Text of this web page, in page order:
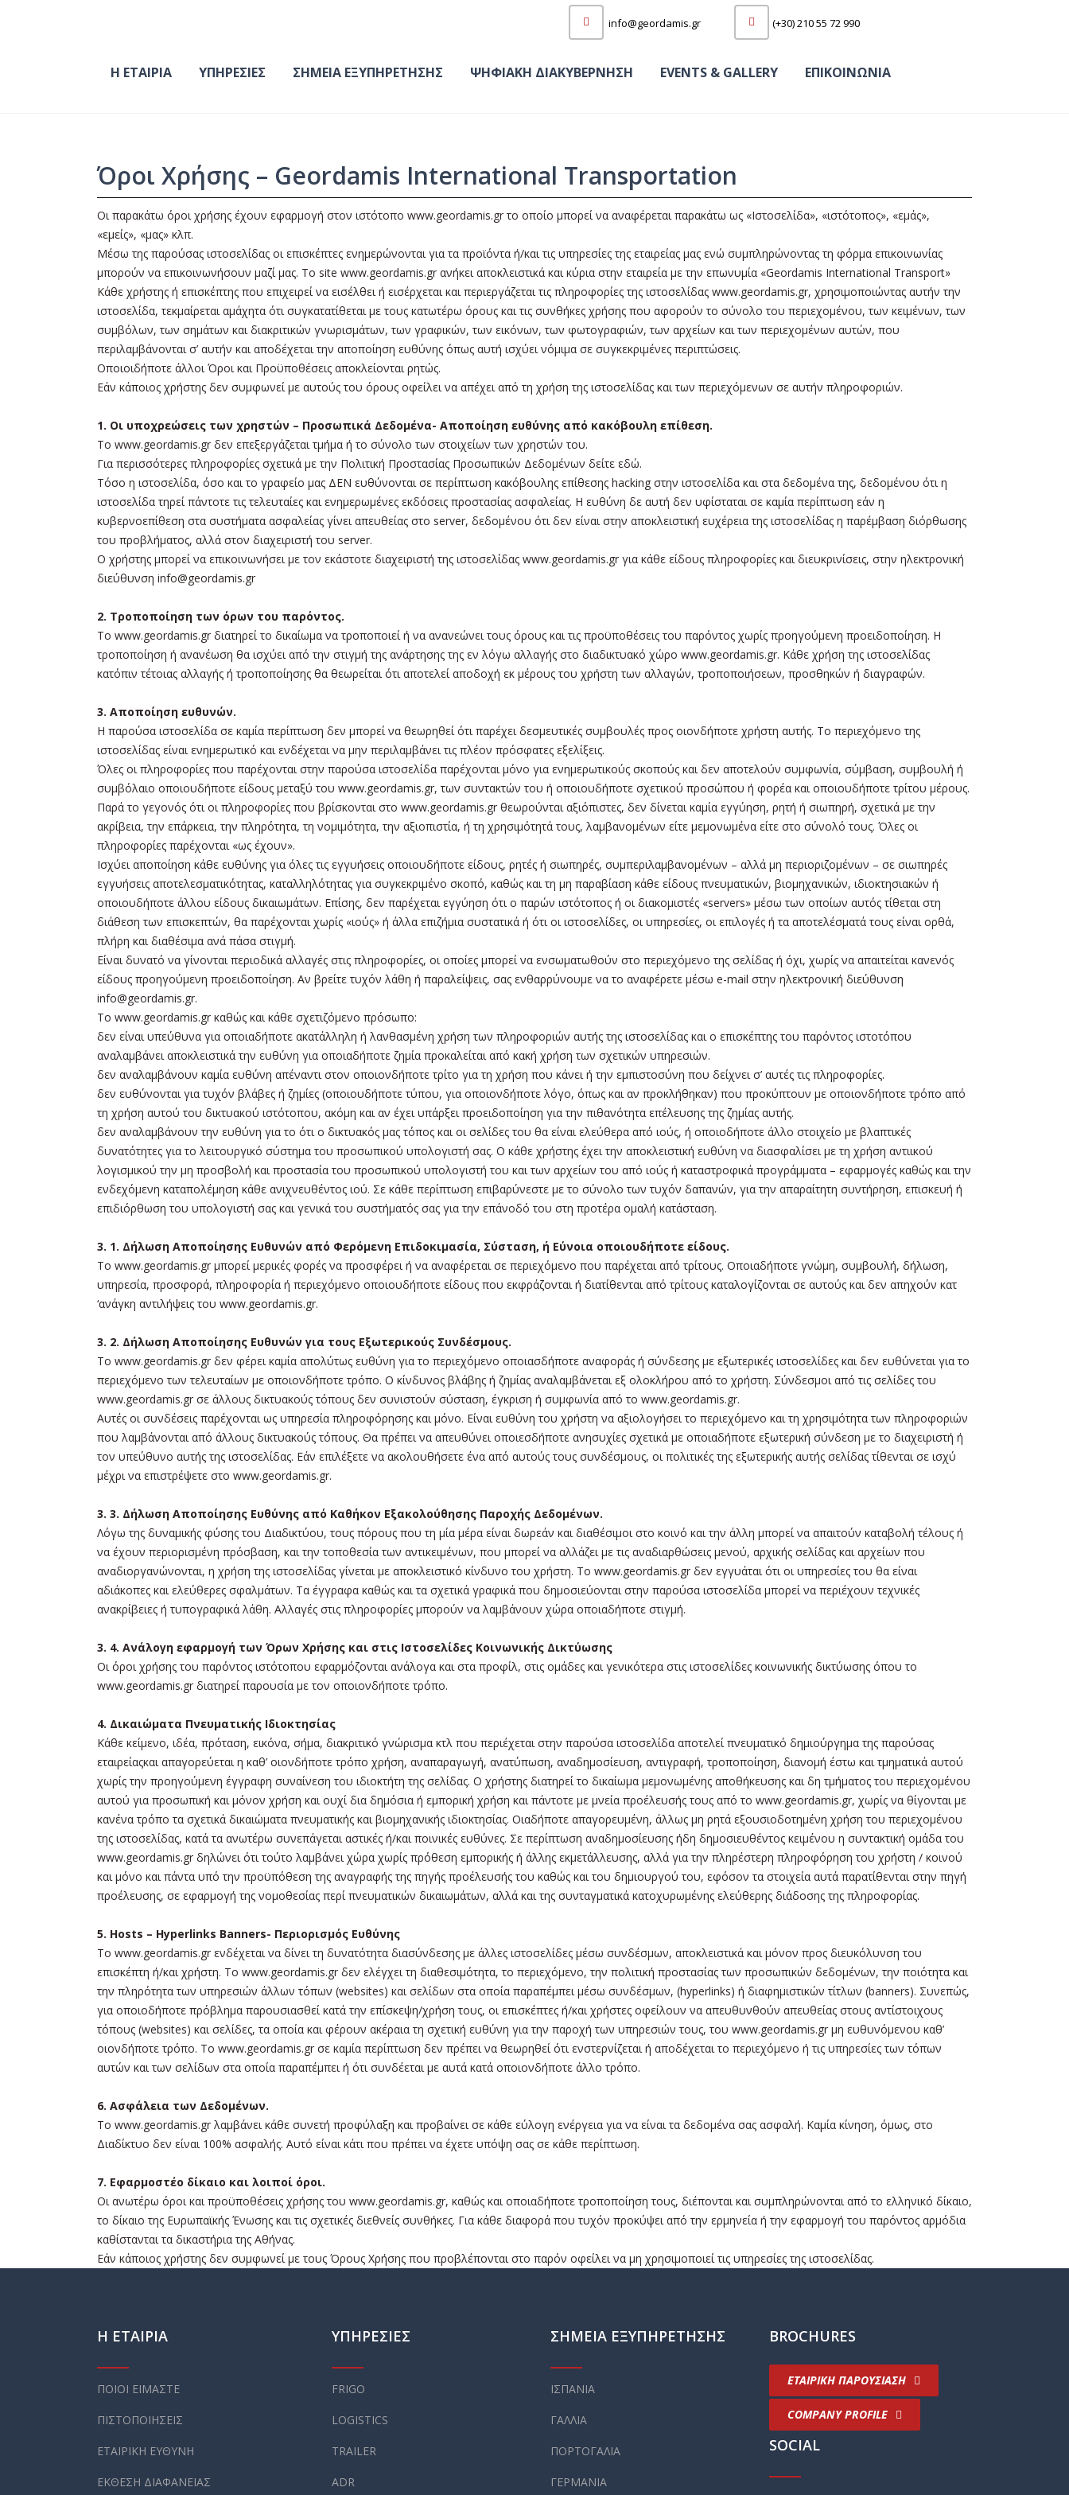
info@geordamis.gr (+30) 210 55 72 990
Η ΕΤΑΙΡΙΑ ΥΠΗΡΕΣΙΕΣ ΣΗΜΕΙΑ ΕΞΥΠΗΡΕΤΗΣΗΣ ΨΗΦΙΑΚΗ ΔΙΑΚΥΒΕΡΝΗΣΗ EVENTS & GALLERY ΕΠΙΚΟΙΝΩΝΙΑ
Όροι Χρήσης – Geordamis International Transportation
Οι παρακάτω όροι χρήσης έχουν εφαρμογή στον ιστότοπο www.geordamis.gr το οποίο μπορεί να αναφέρεται παρακάτω ως «Ιστοσελίδα», «ιστότοπος», «εμάς»,
«εμείς», «μας» κλπ.
Μέσω της παρούσας ιστοσελίδας οι επισκέπτες ενημερώνονται για τα προϊόντα ή/και τις υπηρεσίες της εταιρείας μας ενώ συμπληρώνοντας τη φόρμα επικοινωνίας
μπορούν να επικοινωνήσουν μαζί μας. Το site www.geordamis.gr ανήκει αποκλειστικά και κύρια στην εταιρεία με την επωνυμία «Geordamis International Transport»
Κάθε χρήστης ή επισκέπτης που επιχειρεί να εισέλθει ή εισέρχεται και περιεργάζεται τις πληροφορίες της ιστοσελίδας www.geordamis.gr, χρησιμοποιώντας αυτήν την
ιστοσελίδα, τεκμαίρεται αμάχητα ότι συγκατατίθεται με τους κατωτέρω όρους και τις συνθήκες χρήσης που αφορούν το σύνολο του περιεχομένου, των κειμένων, των
συμβόλων, των σημάτων και διακριτικών γνωρισμάτων, των γραφικών, των εικόνων, των φωτογραφιών, των αρχείων και των περιεχομένων αυτών, που
περιλαμβάνονται σ’ αυτήν και αποδέχεται την αποποίηση ευθύνης όπως αυτή ισχύει νόμιμα σε συγκεκριμένες περιπτώσεις.
Οποιοιδήποτε άλλοι Όροι και Προϋποθέσεις αποκλείονται ρητώς.
Εάν κάποιος χρήστης δεν συμφωνεί με αυτούς του όρους οφείλει να απέχει από τη χρήση της ιστοσελίδας και των περιεχόμενων σε αυτήν πληροφοριών.
1. Οι υποχρεώσεις των χρηστών – Προσωπικά Δεδομένα- Αποποίηση ευθύνης από κακόβουλη επίθεση.
Tο www.geordamis.gr δεν επεξεργάζεται τμήμα ή το σύνολο των στοιχείων των χρηστών του.
Για περισσότερες πληροφορίες σχετικά με την Πολιτική Προστασίας Προσωπικών Δεδομένων δείτε εδώ.
Τόσο η ιστοσελίδα, όσο και το γραφείο μας ΔΕΝ ευθύνονται σε περίπτωση κακόβουλης επίθεσης hacking στην ιστοσελίδα και στα δεδομένα της, δεδομένου ότι η
ιστοσελίδα τηρεί πάντοτε τις τελευταίες και ενημερωμένες εκδόσεις προστασίας ασφαλείας. Η ευθύνη δε αυτή δεν υφίσταται σε καμία περίπτωση εάν η
κυβερνοεπίθεση στα συστήματα ασφαλείας γίνει απευθείας στο server, δεδομένου ότι δεν είναι στην αποκλειστική ευχέρεια της ιστοσελίδας η παρέμβαση διόρθωσης
του προβλήματος, αλλά στον διαχειριστή του server.
Ο χρήστης μπορεί να επικοινωνήσει με τον εκάστοτε διαχειριστή της ιστοσελίδας www.geordamis.gr για κάθε είδους πληροφορίες και διευκρινίσεις, στην ηλεκτρονική
διεύθυνση info@geordamis.gr
2. Τροποποίηση των όρων του παρόντος.
Το www.geordamis.gr διατηρεί το δικαίωμα να τροποποιεί ή να ανανεώνει τους όρους και τις προϋποθέσεις του παρόντος χωρίς προηγούμενη προειδοποίηση. Η
τροποποίηση ή ανανέωση θα ισχύει από την στιγμή της ανάρτησης της εν λόγω αλλαγής στο διαδικτυακό χώρο www.geordamis.gr. Κάθε χρήση της ιστοσελίδας
κατόπιν τέτοιας αλλαγής ή τροποποίησης θα θεωρείται ότι αποτελεί αποδοχή εκ μέρους του χρήστη των αλλαγών, τροποποιήσεων, προσθηκών ή διαγραφών.
3. Αποποίηση ευθυνών.
Η παρούσα ιστοσελίδα σε καμία περίπτωση δεν μπορεί να θεωρηθεί ότι παρέχει δεσμευτικές συμβουλές προς οιονδήποτε χρήστη αυτής. Το περιεχόμενο της
ιστοσελίδας είναι ενημερωτικό και ενδέχεται να μην περιλαμβάνει τις πλέον πρόσφατες εξελίξεις.
Όλες οι πληροφορίες που παρέχονται στην παρούσα ιστοσελίδα παρέχονται μόνο για ενημερωτικούς σκοπούς και δεν αποτελούν συμφωνία, σύμβαση, συμβουλή ή
συμβόλαιο οποιουδήποτε είδους μεταξύ του www.geordamis.gr, των συντακτών του ή οποιουδήποτε σχετικού προσώπου ή φορέα και οποιουδήποτε τρίτου μέρους.
Παρά το γεγονός ότι οι πληροφορίες που βρίσκονται στο www.geordamis.gr θεωρούνται αξιόπιστες, δεν δίνεται καμία εγγύηση, ρητή ή σιωπηρή, σχετικά με την
ακρίβεια, την επάρκεια, την πληρότητα, τη νομιμότητα, την αξιοπιστία, ή τη χρησιμότητά τους, λαμβανομένων είτε μεμονωμένα είτε στο σύνολό τους. Όλες οι
πληροφορίες παρέχονται «ως έχουν».
Ισχύει αποποίηση κάθε ευθύνης για όλες τις εγγυήσεις οποιουδήποτε είδους, ρητές ή σιωπηρές, συμπεριλαμβανομένων – αλλά μη περιοριζομένων – σε σιωπηρές
εγγυήσεις αποτελεσματικότητας, καταλληλότητας για συγκεκριμένο σκοπό, καθώς και τη μη παραβίαση κάθε είδους πνευματικών, βιομηχανικών, ιδιοκτησιακών ή
οποιουδήποτε άλλου είδους δικαιωμάτων. Επίσης, δεν παρέχεται εγγύηση ότι ο παρών ιστότοπος ή οι διακομιστές «servers» μέσω των οποίων αυτός τίθεται στη
διάθεση των επισκεπτών, θα παρέχονται χωρίς «ιούς» ή άλλα επιζήμια συστατικά ή ότι οι ιστοσελίδες, οι υπηρεσίες, οι επιλογές ή τα αποτελέσματά τους είναι ορθά,
πλήρη και διαθέσιμα ανά πάσα στιγμή.
Είναι δυνατό να γίνονται περιοδικά αλλαγές στις πληροφορίες, οι οποίες μπορεί να ενσωματωθούν στο περιεχόμενο της σελίδας ή όχι, χωρίς να απαιτείται κανενός
είδους προηγούμενη προειδοποίηση. Αν βρείτε τυχόν λάθη ή παραλείψεις, σας ενθαρρύνουμε να το αναφέρετε μέσω e-mail στην ηλεκτρονική διεύθυνση
info@geordamis.gr.
Το www.geordamis.gr καθώς και κάθε σχετιζόμενο πρόσωπο:
δεν είναι υπεύθυνα για οποιαδήποτε ακατάλληλη ή λανθασμένη χρήση των πληροφοριών αυτής της ιστοσελίδας και ο επισκέπτης του παρόντος ιστοτόπου
αναλαμβάνει αποκλειστικά την ευθύνη για οποιαδήποτε ζημία προκαλείται από κακή χρήση των σχετικών υπηρεσιών.
δεν αναλαμβάνουν καμία ευθύνη απέναντι στον οποιονδήποτε τρίτο για τη χρήση που κάνει ή την εμπιστοσύνη που δείχνει σ’ αυτές τις πληροφορίες.
δεν ευθύνονται για τυχόν βλάβες ή ζημίες (οποιουδήποτε τύπου, για οποιονδήποτε λόγο, όπως και αν προκλήθηκαν) που προκύπτουν με οποιονδήποτε τρόπο από
τη χρήση αυτού του δικτυακού ιστότοπου, ακόμη και αν έχει υπάρξει προειδοποίηση για την πιθανότητα επέλευσης της ζημίας αυτής.
δεν αναλαμβάνουν την ευθύνη για το ότι ο δικτυακός μας τόπος και οι σελίδες του θα είναι ελεύθερα από ιούς, ή οποιοδήποτε άλλο στοιχείο με βλαπτικές
δυνατότητες για το λειτουργικό σύστημα του προσωπικού υπολογιστή σας. Ο κάθε χρήστης έχει την αποκλειστική ευθύνη να διασφαλίσει με τη χρήση αντιικού
λογισμικού την μη προσβολή και προστασία του προσωπικού υπολογιστή του και των αρχείων του από ιούς ή καταστροφικά προγράμματα – εφαρμογές καθώς και την
ενδεχόμενη καταπολέμηση κάθε ανιχνευθέντος ιού. Σε κάθε περίπτωση επιβαρύνεστε με το σύνολο των τυχόν δαπανών, για την απαραίτητη συντήρηση, επισκευή ή
επιδιόρθωση του υπολογιστή σας και γενικά του συστήματός σας για την επάνοδό του στη προτέρα ομαλή κατάσταση.
3. 1. Δήλωση Αποποίησης Ευθυνών από Φερόμενη Επιδοκιμασία, Σύσταση, ή Εύνοια οποιουδήποτε είδους.
Το www.geordamis.gr μπορεί μερικές φορές να προσφέρει ή να αναφέρεται σε περιεχόμενο που παρέχεται από τρίτους. Οποιαδήποτε γνώμη, συμβουλή, δήλωση,
υπηρεσία, προσφορά, πληροφορία ή περιεχόμενο οποιουδήποτε είδους που εκφράζονται ή διατίθενται από τρίτους καταλογίζονται σε αυτούς και δεν απηχούν κατ
‘ανάγκη αντιλήψεις του www.geordamis.gr.
3. 2. Δήλωση Αποποίησης Ευθυνών για τους Εξωτερικούς Συνδέσμους.
Το www.geordamis.gr δεν φέρει καμία απολύτως ευθύνη για το περιεχόμενο οποιασδήποτε αναφοράς ή σύνδεσης με εξωτερικές ιστοσελίδες και δεν ευθύνεται για το
περιεχόμενο των τελευταίων με οποιονδήποτε τρόπο. Ο κίνδυνος βλάβης ή ζημίας αναλαμβάνεται εξ ολοκλήρου από το χρήστη. Σύνδεσμοι από τις σελίδες του
www.geordamis.gr σε άλλους δικτυακούς τόπους δεν συνιστούν σύσταση, έγκριση ή συμφωνία από το www.geordamis.gr.
Αυτές οι συνδέσεις παρέχονται ως υπηρεσία πληροφόρησης και μόνο. Είναι ευθύνη του χρήστη να αξιολογήσει το περιεχόμενο και τη χρησιμότητα των πληροφοριών
που λαμβάνονται από άλλους δικτυακούς τόπους. Θα πρέπει να απευθύνει οποιεσδήποτε ανησυχίες σχετικά με οποιαδήποτε εξωτερική σύνδεση με το διαχειριστή ή
τον υπεύθυνο αυτής της ιστοσελίδας. Εάν επιλέξετε να ακολουθήσετε ένα από αυτούς τους συνδέσμους, οι πολιτικές της εξωτερικής αυτής σελίδας τίθενται σε ισχύ
μέχρι να επιστρέψετε στο www.geordamis.gr.
3. 3. Δήλωση Αποποίησης Ευθύνης από Καθήκον Εξακολούθησης Παροχής Δεδομένων.
Λόγω της δυναμικής φύσης του Διαδικτύου, τους πόρους που τη μία μέρα είναι δωρεάν και διαθέσιμοι στο κοινό και την άλλη μπορεί να απαιτούν καταβολή τέλους ή
να έχουν περιορισμένη πρόσβαση, και την τοποθεσία των αντικειμένων, που μπορεί να αλλάζει με τις αναδιαρθώσεις μενού, αρχικής σελίδας και αρχείων που
αναδιοργανώνονται, η χρήση της ιστοσελίδας γίνεται με αποκλειστικό κίνδυνο του χρήστη. Το www.geordamis.gr δεν εγγυάται ότι οι υπηρεσίες του θα είναι
αδιάκοπες και ελεύθερες σφαλμάτων. Τα έγγραφα καθώς και τα σχετικά γραφικά που δημοσιεύονται στην παρούσα ιστοσελίδα μπορεί να περιέχουν τεχνικές
ανακρίβειες ή τυπογραφικά λάθη. Αλλαγές στις πληροφορίες μπορούν να λαμβάνουν χώρα οποιαδήποτε στιγμή.
3. 4. Ανάλογη εφαρμογή των Όρων Χρήσης και στις Ιστοσελίδες Κοινωνικής Δικτύωσης
Οι όροι χρήσης του παρόντος ιστότοπου εφαρμόζονται ανάλογα και στα προφίλ, στις ομάδες και γενικότερα στις ιστοσελίδες κοινωνικής δικτύωσης όπου το
www.geordamis.gr διατηρεί παρουσία με τον οποιονδήποτε τρόπο.
4. Δικαιώματα Πνευματικής Ιδιοκτησίας
Κάθε κείμενο, ιδέα, πρόταση, εικόνα, σήμα, διακριτικό γνώρισμα κτλ που περιέχεται στην παρούσα ιστοσελίδα αποτελεί πνευματικό δημιούργημα της παρούσας
εταιρείαςκαι απαγορεύεται η καθ’ οιονδήποτε τρόπο χρήση, αναπαραγωγή, ανατύπωση, αναδημοσίευση, αντιγραφή, τροποποίηση, διανομή έστω και τμηματικά αυτού
χωρίς την προηγούμενη έγγραφη συναίνεση του ιδιοκτήτη της σελίδας. Ο χρήστης διατηρεί το δικαίωμα μεμονωμένης αποθήκευσης και δη τμήματος του περιεχομένου
αυτού για προσωπική και μόνον χρήση και ουχί δια δημόσια ή εμπορική χρήση και πάντοτε με μνεία προέλευσής τους από το www.geordamis.gr, χωρίς να θίγονται με
κανένα τρόπο τα σχετικά δικαιώματα πνευματικής και βιομηχανικής ιδιοκτησίας. Οιαδήποτε απαγορευμένη, άλλως μη ρητά εξουσιοδοτημένη χρήση του περιεχομένου
της ιστοσελίδας, κατά τα ανωτέρω συνεπάγεται αστικές ή/και ποινικές ευθύνες. Σε περίπτωση αναδημοσίευσης ήδη δημοσιευθέντος κειμένου η συντακτική ομάδα του
www.geordamis.gr δηλώνει ότι τούτο λαμβάνει χώρα χωρίς πρόθεση εμπορικής ή άλλης εκμετάλλευσης, αλλά για την πληρέστερη πληροφόρηση του χρήστη / κοινού
και μόνο και πάντα υπό την προϋπόθεση της αναγραφής της πηγής προέλευσής του καθώς και του δημιουργού του, εφόσον τα στοιχεία αυτά παρατίθενται στην πηγή
προέλευσης, σε εφαρμογή της νομοθεσίας περί πνευματικών δικαιωμάτων, αλλά και της συνταγματικά κατοχυρωμένης ελεύθερης διάδοσης της πληροφορίας.
5. Hosts – Hyperlinks Banners- Περιορισμός Ευθύνης
Το www.geordamis.gr ενδέχεται να δίνει τη δυνατότητα διασύνδεσης με άλλες ιστοσελίδες μέσω συνδέσμων, αποκλειστικά και μόνον προς διευκόλυνση του
επισκέπτη ή/και χρήστη. Το www.geordamis.gr δεν ελέγχει τη διαθεσιμότητα, το περιεχόμενο, την πολιτική προστασίας των προσωπικών δεδομένων, την ποιότητα και
την πληρότητα των υπηρεσιών άλλων τόπων (websites) και σελίδων στα οποία παραπέμπει μέσω συνδέσμων, (hyperlinks) ή διαφημιστικών τίτλων (banners). Συνεπώς,
για οποιοδήποτε πρόβλημα παρουσιασθεί κατά την επίσκεψη/χρήση τους, οι επισκέπτες ή/και χρήστες οφείλουν να απευθυνθούν απευθείας στους αντίστοιχους
τόπους (websites) και σελίδες, τα οποία και φέρουν ακέραια τη σχετική ευθύνη για την παροχή των υπηρεσιών τους, του www.geordamis.gr μη ευθυνόμενου καθ’
οιονδήποτε τρόπο. Το www.geordamis.gr σε καμία περίπτωση δεν πρέπει να θεωρηθεί ότι ενστερνίζεται ή αποδέχεται το περιεχόμενο ή τις υπηρεσίες των τόπων
αυτών και των σελίδων στα οποία παραπέμπει ή ότι συνδέεται με αυτά κατά οποιονδήποτε άλλο τρόπο.
6. Ασφάλεια των Δεδομένων.
Το www.geordamis.gr λαμβάνει κάθε συνετή προφύλαξη και προβαίνει σε κάθε εύλογη ενέργεια για να είναι τα δεδομένα σας ασφαλή. Καμία κίνηση, όμως, στο
Διαδίκτυο δεν είναι 100% ασφαλής. Αυτό είναι κάτι που πρέπει να έχετε υπόψη σας σε κάθε περίπτωση.
7. Εφαρμοστέο δίκαιο και λοιποί όροι.
Οι ανωτέρω όροι και προϋποθέσεις χρήσης του www.geordamis.gr, καθώς και οποιαδήποτε τροποποίηση τους, διέπονται και συμπληρώνονται από το ελληνικό δίκαιο,
το δίκαιο της Ευρωπαϊκής Ένωσης και τις σχετικές διεθνείς συνθήκες. Για κάθε διαφορά που τυχόν προκύψει από την ερμηνεία ή την εφαρμογή του παρόντος αρμόδια
καθίστανται τα δικαστήρια της Αθήνας.
Εάν κάποιος χρήστης δεν συμφωνεί με τους Όρους Χρήσης που προβλέπονται στο παρόν οφείλει να μη χρησιμοποιεί τις υπηρεσίες της ιστοσελίδας.
Η ΕΤΑΙΡΙΑ
ΠΟΙΟΙ ΕΙΜΑΣΤΕ
ΠΙΣΤΟΠΟΙΗΣΕΙΣ
ΕΤΑΙΡΙΚΗ ΕΥΘΥΝΗ
ΕΚΘΕΣΗ ΔΙΑΦΑΝΕΙΑΣ
ΥΠΗΡΕΣΙΕΣ
FRIGO
LOGISTICS
TRAILER
ADR
ΣΗΜΕΙΑ ΕΞΥΠΗΡΕΤΗΣΗΣ
ΙΣΠΑΝΙΑ
ΓΑΛΛΙΑ
ΠΟΡΤΟΓΑΛΙΑ
ΓΕΡΜΑΝΙΑ
BROCHURES
ΕΤΑΙΡΙΚΗ ΠΑΡΟΥΣΙΑΣΗ
COMPANY PROFILE
SOCIAL